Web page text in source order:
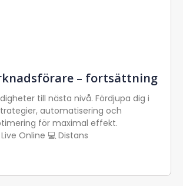
– fortsättning
till nästa nivå. Fördjupa dig i
automatisering och
för maximal effekt.
Live Online 💻 Distans